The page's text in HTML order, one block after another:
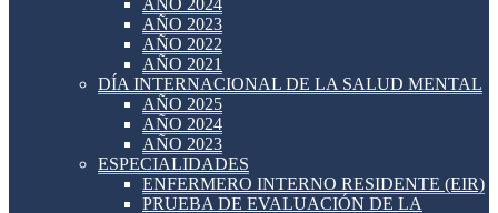
AÑO 2023
AÑO 2022
AÑO 2021
DÍA INTERNACIONAL DE LA SALUD MENTAL
AÑO 2025
AÑO 2024
AÑO 2023
ESPECIALIDADES
ENFERMERO INTERNO RESIDENTE (EIR)
PRUEBA DE EVALUACIÓN DE LA